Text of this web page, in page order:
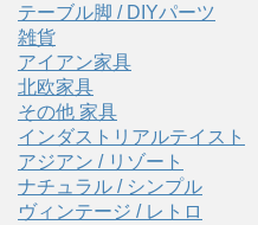
テーブル脚 / DIYパーツ
雑貨
アイアン家具
北欧家具
その他 家具
インダストリアルテイスト
アジアン / リゾート
ナチュラル / シンプル
ヴィンテージ / レトロ